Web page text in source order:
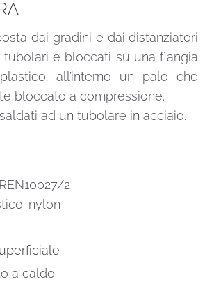
dai gradini e dai distanziatori
e bloccati su una flangia
all’interno un palo che
bloccato a compressione.
ad un tubolare in acciaio.
2
nylon
a caldo